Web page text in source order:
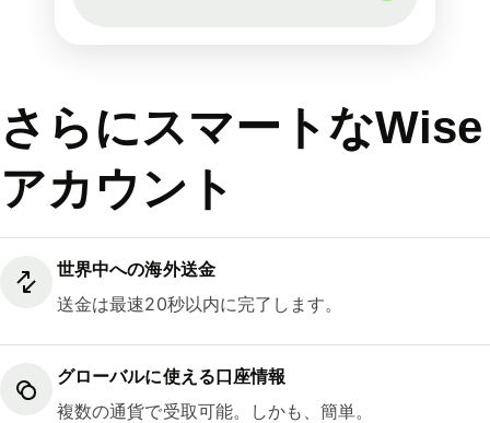
さらにスマートなWise
アカウント
世界中への海外送金
送金は最速20秒以内に完了します。
グローバルに使える口座情報
複数の通貨で受取可能。しかも、簡単。